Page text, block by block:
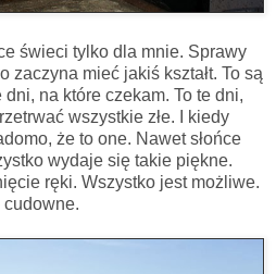
świeci tylko dla mnie. Sprawy
zaczyna mieć jakiś kształt. To są
dni, na które czekam. To te dni,
wszystkie złe. I kiedy
że to one. Nawet słońce
wydaje się takie piękne.
ręki. Wszystko jest możliwe.
cudowne.